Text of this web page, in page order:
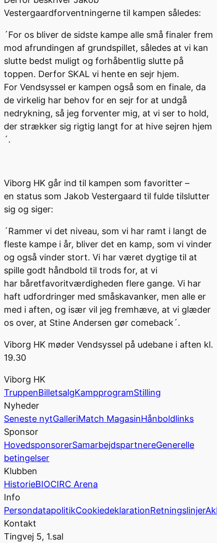
Vestergaardforventningerne til kampen således:
´For os bliver de sidste kampe alle små finaler frem
mod afrundingen af grundspillet, således at vi kan
slutte bedst muligt og forhåbentlig slutte på
toppen. Derfor SKAL vi hente en sejr hjem.
For Vendsyssel er kampen også som en finale, da
de virkelig har behov for en sejr for at undgå
nedrykning, så jeg forventer mig, at vi ser to hold,
der strækker sig rigtig langt for at hive sejren hjem
´.
Viborg HK går ind til kampen som favoritter –
en status som Jakob Vestergaard til fulde tilslutter
sig og siger:
´Rammer vi det niveau, som vi har ramt i langt de
fleste kampe i år, bliver det en kamp, som vi vinder
og også vinder stort. Vi har været dygtige til at
spille godt håndbold til trods for, at vi
har båretfavoritværdigheden flere gange. Vi har
haft udfordringer med småskavanker, men alle er
med i aften, og især vil jeg fremhæve, at vi glæder
os over, at Stine Andersen gør comeback´.
Viborg HK møder Vendsyssel på udebane i aften kl.
19.30
Viborg HK
TruppenBilletsalgKampprogramStilling
Nyheder
Seneste nytGalleriMatch MagasinHånboldlinks
Sponsor
HovedsponsorerSamarbejdspartnereGenerelle
betingelser
Klubben
HistorieBIOCIRC Arena
Info
PersondatapolitikCookiedeklarationRetningslinjer
Kontakt
Tingvej 5, 1.sal